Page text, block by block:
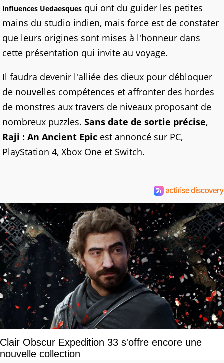
influences Uedaesques qui ont du guider les petites
mains du studio indien, mais force est de constater
que leurs origines sont mises à l'honneur dans
cette présentation qui invite au voyage.
Il faudra devenir l'alliée des dieux pour débloquer
de nouvelles compétences et affronter des hordes
de monstres aux travers de niveaux proposant de
nombreux puzzles. Sans date de sortie précise,
Raji : An Ancient Epic est annoncé sur PC,
PlayStation 4, Xbox One et Switch.
Clair Obscur Expedition 33 s'offre encore une
nouvelle collection